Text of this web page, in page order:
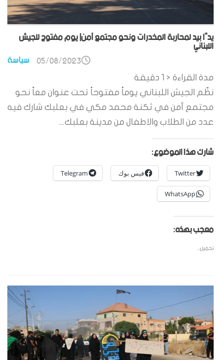
يدًا بيد لمحاربة المخدرات ونحو مجتمع آمن| يوم مفتوح للجيش
اللبناني
سياسة 05/08/2023
مدة القراءة < 1
دقيقة
نظّم الجيش اللبناني يوماً مفتوحاً تحت عنوان معاً نحو
مجتمع آمن في ثكنة محمد مكي في بعلبك شارك فيه
عدد من الطلاب والاطفال من مدينة بعلبك....
شارك هذا الموضوع:
Twitter فيس بوك Telegram
WhatsApp
معجب بهذه:
تحميل...